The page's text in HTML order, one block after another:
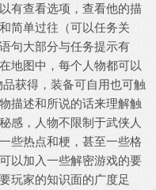
有查看选项，查看他的描
简单过往（可以任务关
句大部分与任务提示有
地图中，每个人物都可以
获得，装备可自用也可触
描述和所说的话来理解触
感，人物不限制于武侠人
些热点和梗，甚至一些格
以加入一些解密游戏的要
玩家的知识面的广度足